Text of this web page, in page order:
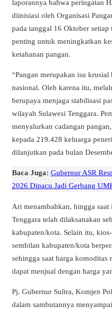
laporannya bahwa peringatan
diinisiasi oleh Organisasi
pada tanggal 16 Oktober
penting untuk meningkatkan
ketahanan pangan.
“Pangan merupakan isu
nasional. Oleh karena itu,
berupaya menjaga stabilisasi
wilayah Sulawesi Tenggara.
menyalurkan cadangan
kepada 219.428 keluarga
dilanjutkan pada bulan
Baca Juga: Gubernur ASR
2026 Dipacu Jadi Gerbang
Ari menambahkan, hingga
Tenggara telah dilaksanakan
kabupaten/kota. Selain itu,
sembilan kabupaten/kota
sehingga saat harga
dapat menjual dengan harga
Pj. Gubernur Sultra, Komjen
dalam sambutannya